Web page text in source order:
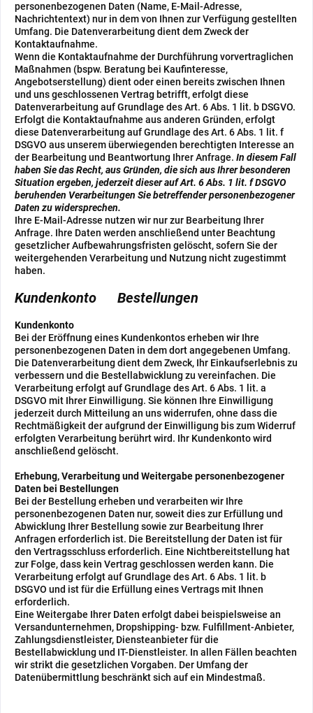
personenbezogenen Daten (Name, E-Mail-Adresse,
Nachrichtentext) nur in dem von Ihnen zur Verfügung gestellten
Umfang. Die Datenverarbeitung dient dem Zweck der
Kontaktaufnahme.
Wenn die Kontaktaufnahme der Durchführung vorvertraglichen
Maßnahmen (bspw. Beratung bei Kaufinteresse,
Angebotserstellung) dient oder einen bereits zwischen Ihnen
und uns geschlossenen Vertrag betrifft, erfolgt diese
Datenverarbeitung auf Grundlage des Art. 6 Abs. 1 lit. b DSGVO.
Erfolgt die Kontaktaufnahme aus anderen Gründen, erfolgt
diese Datenverarbeitung auf Grundlage des Art. 6 Abs. 1 lit. f
DSGVO aus unserem überwiegenden berechtigten Interesse an
der Bearbeitung und Beantwortung Ihrer Anfrage. In diesem Fall
haben Sie das Recht, aus Gründen, die sich aus Ihrer besonderen
Situation ergeben, jederzeit dieser auf Art. 6 Abs. 1 lit. f DSGVO
beruhenden Verarbeitungen Sie betreffender personenbezogener
Daten zu widersprechen.
Ihre E-Mail-Adresse nutzen wir nur zur Bearbeitung Ihrer
Anfrage. Ihre Daten werden anschließend unter Beachtung
gesetzlicher Aufbewahrungsfristen gelöscht, sofern Sie der
weitergehenden Verarbeitung und Nutzung nicht zugestimmt
haben.
Kundenkonto Bestellungen
Kundenkonto
Bei der Eröffnung eines Kundenkontos erheben wir Ihre
personenbezogenen Daten in dem dort angegebenen Umfang.
Die Datenverarbeitung dient dem Zweck, Ihr Einkaufserlebnis zu
verbessern und die Bestellabwicklung zu vereinfachen. Die
Verarbeitung erfolgt auf Grundlage des Art. 6 Abs. 1 lit. a
DSGVO mit Ihrer Einwilligung. Sie können Ihre Einwilligung
jederzeit durch Mitteilung an uns widerrufen, ohne dass die
Rechtmäßigkeit der aufgrund der Einwilligung bis zum Widerruf
erfolgten Verarbeitung berührt wird. Ihr Kundenkonto wird
anschließend gelöscht.
Erhebung, Verarbeitung und Weitergabe personenbezogener
Daten bei Bestellungen
Bei der Bestellung erheben und verarbeiten wir Ihre
personenbezogenen Daten nur, soweit dies zur Erfüllung und
Abwicklung Ihrer Bestellung sowie zur Bearbeitung Ihrer
Anfragen erforderlich ist. Die Bereitstellung der Daten ist für
den Vertragsschluss erforderlich. Eine Nichtbereitstellung hat
zur Folge, dass kein Vertrag geschlossen werden kann. Die
Verarbeitung erfolgt auf Grundlage des Art. 6 Abs. 1 lit. b
DSGVO und ist für die Erfüllung eines Vertrags mit Ihnen
erforderlich.
Eine Weitergabe Ihrer Daten erfolgt dabei beispielsweise an
Versandunternehmen, Dropshipping- bzw. Fulfillment-Anbieter,
Zahlungsdienstleister, Diensteanbieter für die
Bestellabwicklung und IT-Dienstleister. In allen Fällen beachten
wir strikt die gesetzlichen Vorgaben. Der Umfang der
Datenübermittlung beschränkt sich auf ein Mindestmaß.